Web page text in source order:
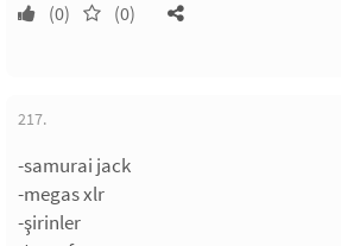
(0) (0)
217.
-samurai jack
-megas xlr
-şirinler